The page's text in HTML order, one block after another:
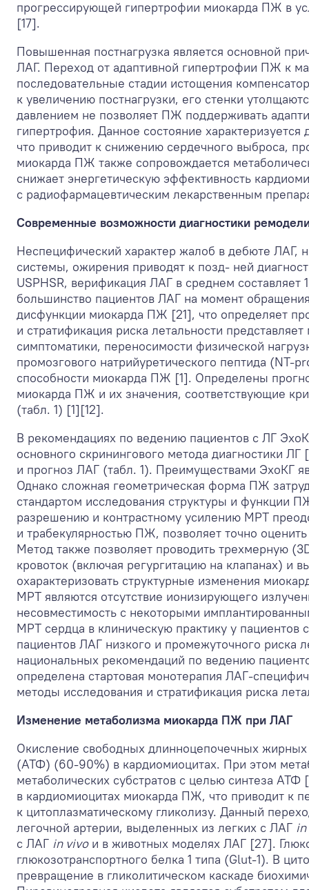
прогрессирующей гипертрофии миокарда ПЖ в
[17].
Повышенная постнагрузка является основной
ЛАГ. Переход от адаптивной гипертрофии ПЖ к
последовательные стадии истощения
к увеличению постнагрузки, его стенки
давлением не позволяет ПЖ поддерживать
гипертрофия. Данное состояние
что приводит к снижению сердечного выброса,
миокарда ПЖ также сопровождается
снижает энергетическую эффективность
с радиофармацевтическим лекарственным
Современные возможности диагностики
Неспецифический характер жалоб в дебюте ЛАГ,
системы, ожирения приводят к позд- ней
USPHSR, верификация ЛАГ в среднем
большинство пациентов ЛАГ на момент
дисфункции миокарда ПЖ [21], что определяет
и стратификация риска летальности
симптоматики, переносимости физической
промозгового натрийуретического пептида (NT-
способности миокарда ПЖ [1]. Определены
миокарда ПЖ и их значения, соответствующие
(табл. 1) [1][12].
В рекомендациях по ведению пациентов с ЛГ
основного скринингового метода диагностики
и прогноз ЛАГ (табл. 1). Преимуществами ЭхоКГ
Однако сложная геометрическая форма ПЖ
стандартом исследования структуры и функции
разрешению и контрастному усилению МРТ
и трабекулярностью ПЖ, позволяет точно
Метод также позволяет проводить трехмерную
кровоток (включая регургитацию на клапанах)
охарактеризовать структурные изменения
МРТ являются отсутствие ионизирующего
несовместимость с некоторыми
МРТ сердца в клиническую практику у
пациентов ЛАГ низкого и промежуточного риска
национальных рекомендаций по ведению
определена стартовая монотерапия ЛАГ-
методы исследования и стратификация риска
Изменение метаболизма миокарда ПЖ при ЛАГ
Окисление свободных длинноцепочечных
(АТФ) (60-90%) в кардиомиоцитах. При этом
метаболических субстратов с целью синтеза
в кардиомиоцитах миокарда ПЖ, что приводит к
к цитоплазматическому гликолизу. Данный
легочной артерии, выделенных из легких с ЛАГ
с ЛАГ in vivoи в животных моделях ЛАГ [27].
глюкозотранспортного белка 1 типа (Glut-1). В
превращение в гликолитическом каскаде